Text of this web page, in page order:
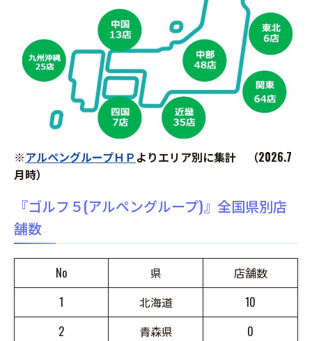
※アルペングループＨＰ よりエリア別に集計 （2026.7
月時）
『ゴルフ５(アルペングループ)』全国県別店
舗数
No 県
店舗数
1
北海道
10
2
青森県
0